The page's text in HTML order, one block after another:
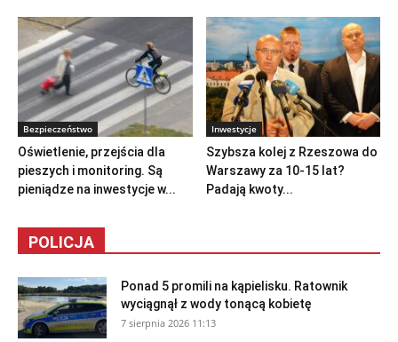
Bezpieczeństwo
Oświetlenie, przejścia dla
pieszych i monitoring. Są
pieniądze na inwestycje w...
Inwestycje
Szybsza kolej z Rzeszowa do
Warszawy za 10-15 lat?
Padają kwoty...
POLICJA
Ponad 5 promili na kąpielisku. Ratownik
wyciągnął z wody tonącą kobietę
7 sierpnia 2026 11:13